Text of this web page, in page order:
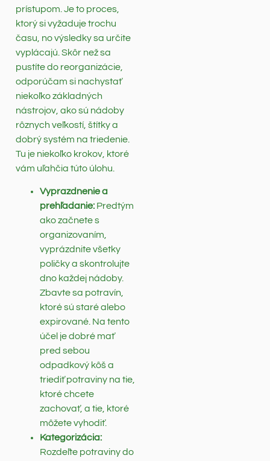
prístupom. Je to proces,
ktorý si vyžaduje trochu
času, no výsledky sa určite
vyplácajú. Skôr než sa
pustíte do reorganizácie,
odporúčam si nachystať
niekoľko základných
nástrojov, ako sú nádoby
rôznych veľkostí, štítky a
dobrý systém na triedenie.
Tu je niekoľko krokov, ktoré
vám uľahčia túto úlohu.
Vyprazdnenie a
prehľadanie: Predtým
ako začnete s
organizovaním,
vyprázdnite všetky
poličky a skontrolujte
dno každej nádoby.
Zbavte sa potravín,
ktoré sú staré alebo
expirované. Na tento
účel je dobré mať
pred sebou
odpadkový kôš a
triediť potraviny na tie,
ktoré chcete
zachovať, a tie, ktoré
môžete vyhodiť.
Kategorizácia:
Rozdeľte potraviny do